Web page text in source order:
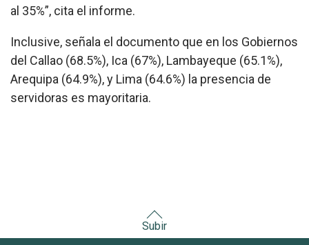
al 35%”, cita el informe.
Inclusive, señala el documento que en los Gobiernos
del Callao (68.5%), Ica (67%), Lambayeque (65.1%),
Arequipa (64.9%), y Lima (64.6%) la presencia de
servidoras es mayoritaria.
Subir